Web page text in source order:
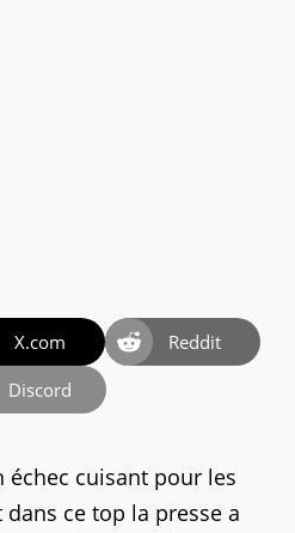
X.com
Reddit
Discord
échec cuisant pour les
ce top la presse a